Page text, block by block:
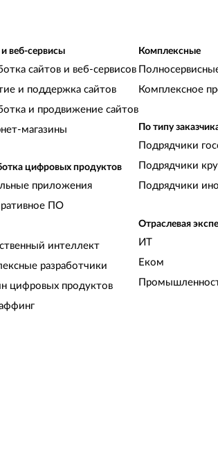
веб-сервисы
сайтов и веб-сервисов
и поддержка сайтов
и продвижение сайтов
магазины
цифровых продуктов
приложения
ПО
интеллект
разработчики
цифровых продуктов
Комплексные
Комплексное
По типу
Подрядчики
Подрядчики
Подрядчики
Отраслевая
ИТ
Еком